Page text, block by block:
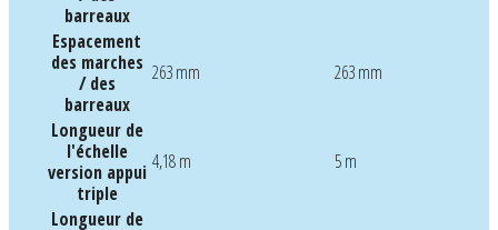
barreaux
Espacement
des marches
/ des
barreaux
263 mm 263 mm
Longueur de
l'échelle
version appui
triple
4,18 m 5 m
Longueur de